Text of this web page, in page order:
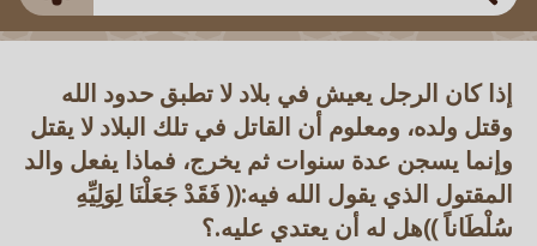
إذا كان الرجل يعيش في بلاد لا تطبق حدود الله
وقتل ولده، ومعلوم أن القاتل في تلك البلاد لا يقتل
وإنما يسجن عدة سنوات ثم يخرج، فماذا يفعل والد
المقتول الذي يقول الله فيه:(( فَقَدْ جَعَلْنَا لِوَلِيِّهِ
سُلْطَاناً ))هل له أن يعتدي عليه.؟